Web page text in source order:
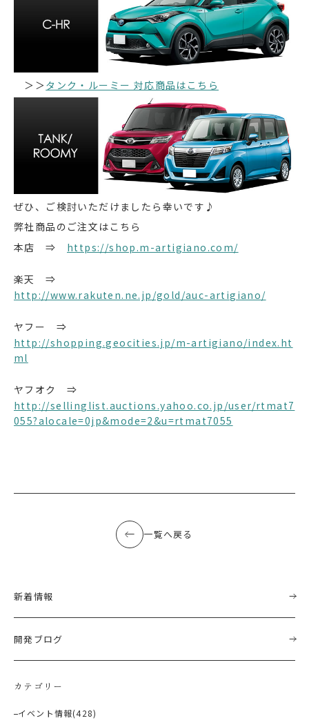
＞＞タンク・ルーミー 対応商品はこちら
ぜひ、ご検討いただけましたら幸いです♪
弊社商品のご注文はこちら
本店 ⇒ https://shop.m-artigiano.com/
楽天 ⇒
http://www.rakuten.ne.jp/gold/auc-artigiano/
ヤフー ⇒
http://shopping.geocities.jp/m-artigiano/index.ht
ml
ヤフオク ⇒
http://sellinglist.auctions.yahoo.co.jp/user/rtmat7
055?alocale=0jp&mode=2&u=rtmat7055
一覧へ戻る
新着情報
開発ブログ
カテゴリー
イベント情報(428)